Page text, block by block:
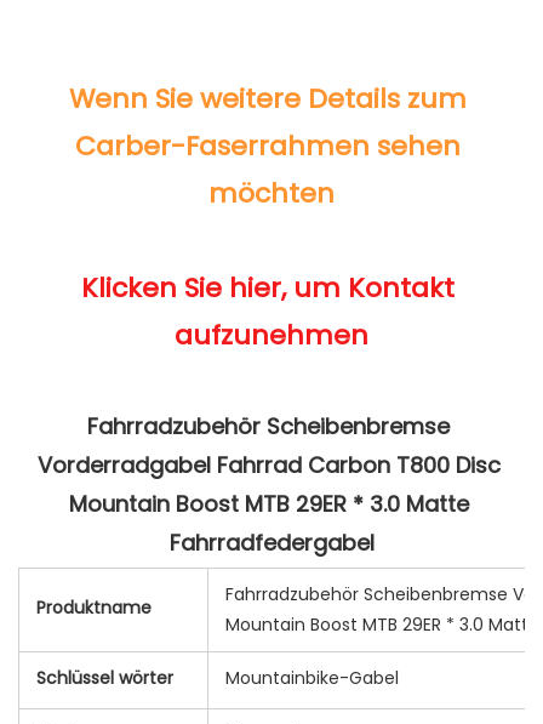
Wenn Sie weitere Details zum
Carber-Faserrahmen sehen
Klicken Sie hier, um Kontakt
Fahrradzubehör Scheibenbremse
Vorderradgabel Fahrrad Carbon T800 Disc
Mountain Boost MTB 29ER * 3.0 Matte
Fahrradfedergabel
Produktname
Fahrradzubehör Scheibenbremse
Mountain Boost MTB 29ER * 3.0
Schlüssel wörter Mountainbike-Gabel